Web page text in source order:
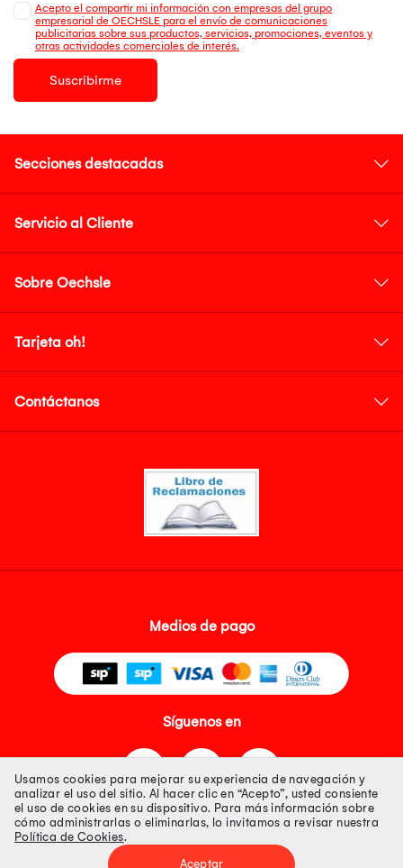
Acepto el compartir mi información con empresas del grupo
empresarial de OECHSLE para el envío de comunicaciones
publicitarias sobre sus productos, servicios, promociones, eventos y
otras actividades comerciales de interés.
Suscribirme
Secciones destacadas
Servicio al Cliente
Sobre Oechsle
Tarjeta oh!
Contáctanos
Medios de pago
Síguenos en
Tienda 100% Segura
Usamos cookies para mejorar su experiencia de navegación y
analizar el uso del sitio. Al hacer clic en “Acepto”, usted consiente
el uso de cookies en su dispositivo. Para más información sobre
cómo administrarlas o eliminarlas, lo invitamos a revisar nuestra
Política de Cookies.
Aceptar